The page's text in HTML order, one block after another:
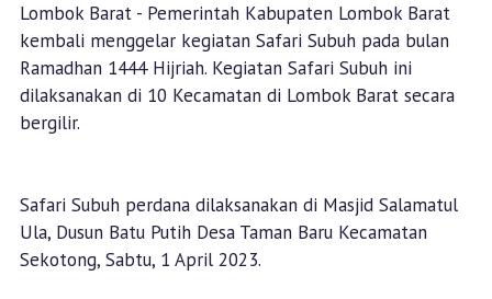
Lombok Barat - Pemerintah Kabupaten Lombok Barat
kembali menggelar kegiatan Safari Subuh pada bulan
Ramadhan 1444 Hijriah. Kegiatan Safari Subuh ini
dilaksanakan di 10 Kecamatan di Lombok Barat secara
bergilir.
Safari Subuh perdana dilaksanakan di Masjid Salamatul
Ula, Dusun Batu Putih Desa Taman Baru Kecamatan
Sekotong, Sabtu, 1 April 2023.